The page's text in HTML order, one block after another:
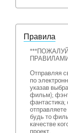
Правила
Отправляя
по
указав
фильм);
будь то
качестве
проект.